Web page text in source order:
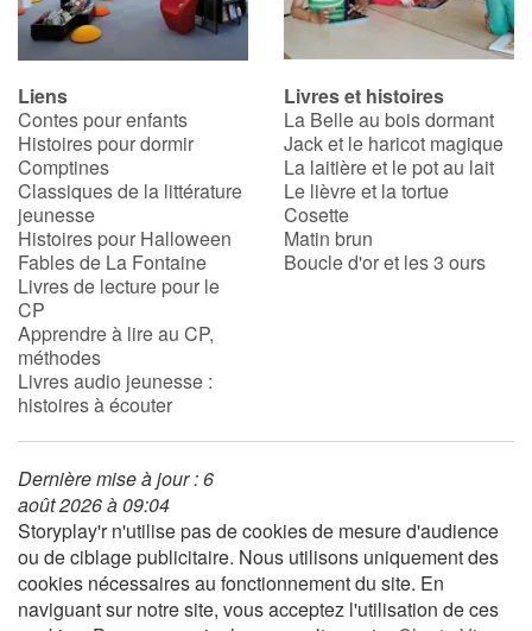
Liens
Contes pour enfants
Histoires pour dormir
Comptines
Classiques de la littérature
jeunesse
Histoires pour Halloween
Fables de La Fontaine
Livres de lecture pour le
CP
Apprendre à lire au CP,
méthodes
Livres audio jeunesse :
histoires à écouter
Livres et histoires
La Belle au bois dormant
Jack et le haricot magique
La laitière et le pot au lait
Le lièvre et la tortue
Cosette
Matin brun
Boucle d'or et les 3 ours
Dernière mise à jour : 6
août 2026 à 09:04
Storyplay'r n'utilise pas de cookies de mesure d'audience
ou de ciblage publicitaire. Nous utilisons uniquement des
cookies nécessaires au fonctionnement du site. En
naviguant sur notre site, vous acceptez l'utilisation de ces